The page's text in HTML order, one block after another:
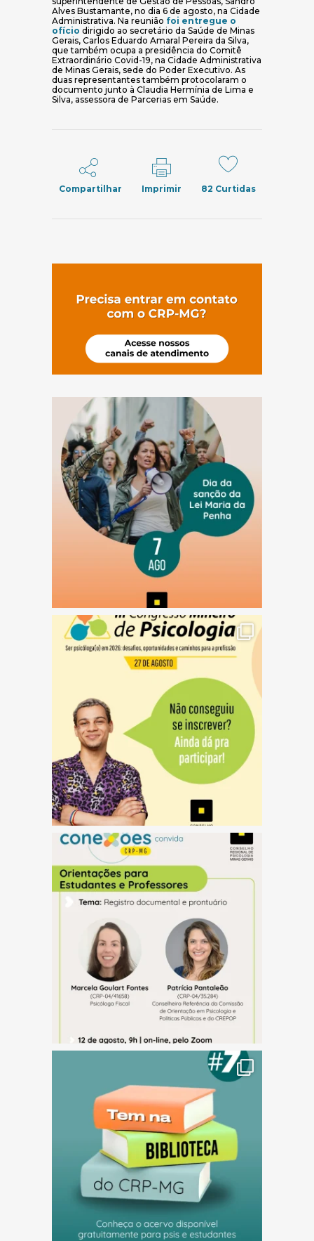
Alves Bustamante, no dia 6 de agosto, na Cidade
Administrativa. Na reunião foi entregue o
ofício (abre em nova janela)
dirigido ao secretário da Saúde de Minas
Gerais, Carlos Eduardo Amaral Pereira da Silva,
que também ocupa a presidência do Comitê
Extraordinário Covid-19, na Cidade Administrativa
de Minas Gerais, sede do Poder Executivo. As
duas representantes também protocolaram o
documento junto à Claudia Hermínia de Lima e
Silva, assessora de Parcerias em Saúde.
Compartilhar Imprimir 82 Curtidas